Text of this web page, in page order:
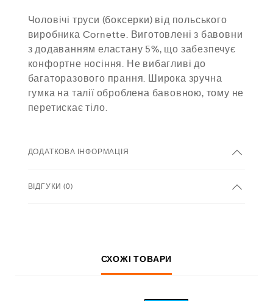
Чоловічі труси (боксерки) від польського
виробника Cornette. Виготовлені з бавовни
з додаванням еластану 5%, що забезпечує
конфортне носіння. Не вибагливі до
багаторазового прання. Широка зручна
гумка на талії оброблена бавовною, тому не
перетискає тіло.
ДОДАТКОВА ІНФОРМАЦІЯ
ВІДГУКИ (0)
СХОЖІ ТОВАРИ